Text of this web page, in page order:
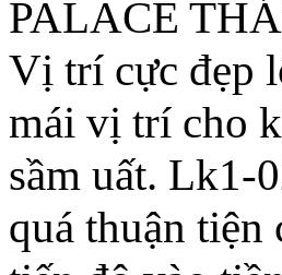
PALACE
Vị trí cực đẹp
mái vị trí cho
sầm uất. Lk1-
quá thuận